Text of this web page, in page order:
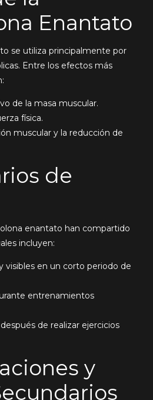
Enantato
se utiliza principalmente por
Entre los efectos más
de la masa muscular.
física.
muscular y la reducción de
de
enantato han compartido
incluyen:
visibles en un corto periodo de
entrenamientos
de realizar ejercicios
y